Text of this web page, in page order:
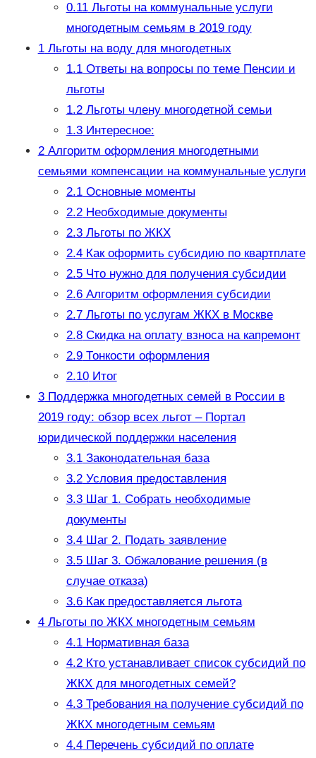
0.11Льготы на коммунальные услуги
многодетным семьям в 2019 году
1Льготы на воду для многодетных
1.1Ответы на вопросы по теме Пенсии и
льготы
1.2Льготы члену многодетной семьи
1.3Интересное:
2Алгоритм оформления многодетными
семьями компенсации на коммунальные услуги
2.1Основные моменты
2.2Необходимые документы
2.3Льготы по ЖКХ
2.4Как оформить субсидию по квартплате
2.5Что нужно для получения субсидии
2.6Алгоритм оформления субсидии
2.7Льготы по услугам ЖКХ в Москве
2.8Скидка на оплату взноса на капремонт
2.9Тонкости оформления
2.10Итог
3Поддержка многодетных семей в России в
2019 году: обзор всех льгот – Портал
юридической поддержки населения
3.1Законодательная база
3.2Условия предоставления
3.3Шаг 1. Собрать необходимые
документы
3.4Шаг 2. Подать заявление
3.5Шаг 3. Обжалование решения (в
случае отказа)
3.6Как предоставляется льгота
4Льготы по ЖКХ многодетным семьям
4.1Нормативная база
4.2Кто устанавливает список субсидий по
ЖКХ для многодетных семей?
4.3Требования на получение субсидий по
ЖКХ многодетным семьям
4.4Перечень субсидий по оплате